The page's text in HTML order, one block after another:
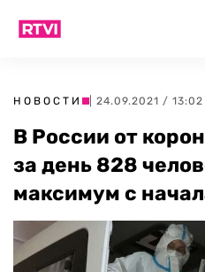
НОВОСТИ | 24.09.2021 / 13:02
В России от
за день 828
максимум с